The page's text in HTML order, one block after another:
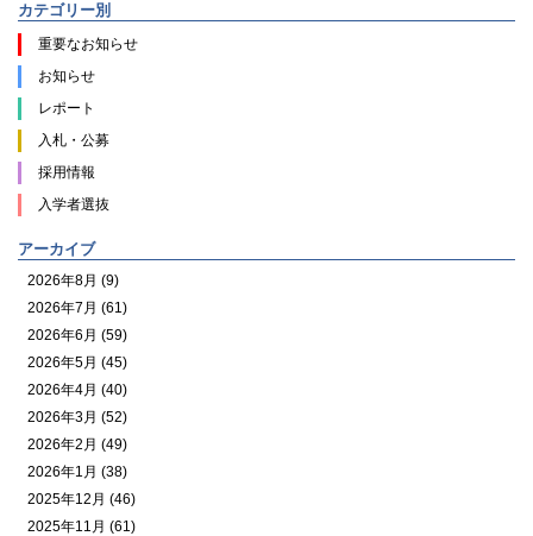
カテゴリー別
重要なお知らせ
お知らせ
レポート
入札・公募
採用情報
入学者選抜
アーカイブ
2026年8月 (9)
2026年7月 (61)
2026年6月 (59)
2026年5月 (45)
2026年4月 (40)
2026年3月 (52)
2026年2月 (49)
2026年1月 (38)
2025年12月 (46)
2025年11月 (61)